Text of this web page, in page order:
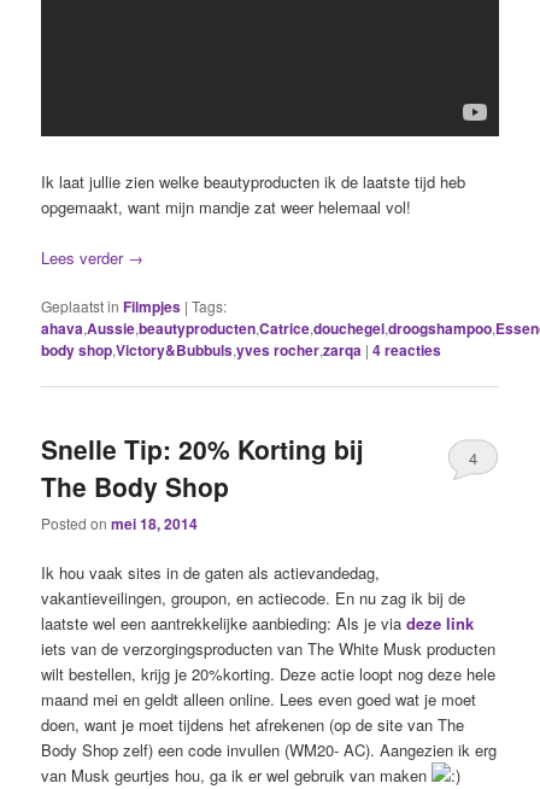
Ik laat jullie zien welke beautyproducten ik de laatste tijd heb
opgemaakt, want mijn mandje zat weer helemaal vol!
Lees verder →
Geplaatst in Filmpjes |Tags:
ahava,Aussie,beautyproducten,Catrice,douchegel,droogshampoo,
body shop,Victory&Bubbuls,yves rocher,zarqa |4reacties
Snelle Tip: 20% Korting bij
The Body Shop
Posted onmei 18, 2014
4
Ik hou vaak sites in de gaten als actievandedag,
vakantieveilingen, groupon, en actiecode. En nu zag ik bij de
laatste wel een aantrekkelijke aanbieding: Als je viadeze link
iets van de verzorgingsproducten van The White Musk producten
wilt bestellen, krijg je 20%korting. Deze actie loopt nog deze hele
maand mei en geldt alleen online. Lees even goed wat je moet
doen, want je moet tijdens het afrekenen (op de site van The
Body Shop zelf) een code invullen (WM20- AC). Aangezien ik erg
van Musk geurtjes hou, ga ik er wel gebruik van maken